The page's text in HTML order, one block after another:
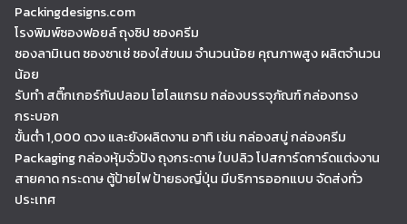
Packingdesigns.com
โรงพิมพ์ซองฟอยล์ ถุงซิป ซองครีม
ซองลามิเนต ซองซาเช่ ซองใส่ขนม จำนวนน้อย คุณภาพสูง ผลิตจำนวน
น้อย
รับทำ สติ๊กเกอร์กันปลอม โฮโลแกรม กล่องบรรจุภัณฑ์ กล่องทรง
กระบอก
ขั้นต่ำ 1,000 ดวง และยังผลิตงาน อาทิ เช่น กล่องสบู่ กล่องครีม
Packaging กล่องหุ้มจั่วปัง ถุงกระดาษ ใบปลิว โปสการ์ดการ์ดแต่งงาน
สายคาด กระดาษ ตู้ป้ายไฟ ป้ายธงญี่ปุ่น มีบริการออกแบบ จัดส่งทั่ว
ประเทศ